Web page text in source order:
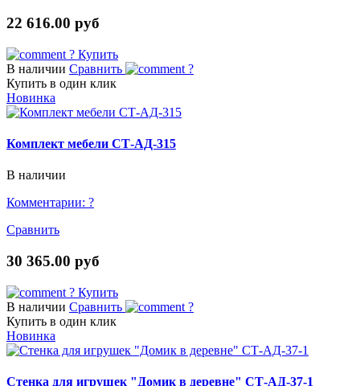
22 616.00 руб
? Купить
В наличии Сравнить
?
Купить в один клик
Новинка
Комплект мебели СТ-АД-315
В наличии
Комментарии: ?
Сравнить
30 365.00 руб
? Купить
В наличии Сравнить
?
Купить в один клик
Новинка
Стенка для игрушек "Домик в деревне" СТ-АД-37-1